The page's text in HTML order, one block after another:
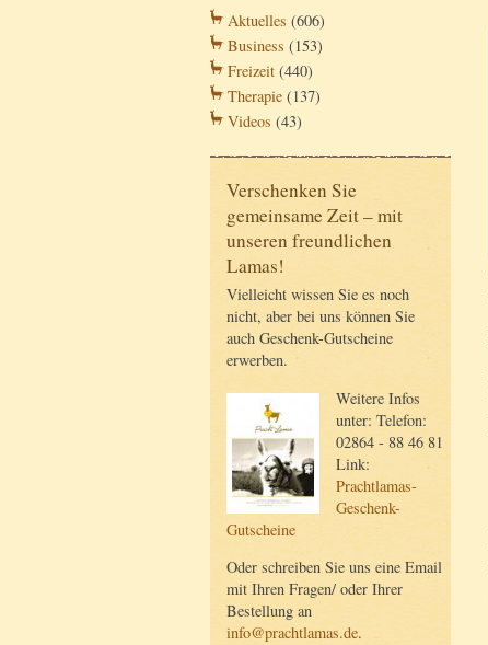
Aktuelles (606)
Business (153)
Freizeit (440)
Therapie (137)
Videos (43)
Verschenken Sie
gemeinsame Zeit – mit
unseren freundlichen
Lamas!
Vielleicht wissen Sie es noch
nicht, aber bei uns können Sie
auch Geschenk-Gutscheine
erwerben.
Weitere Infos
unter: Telefon:
02864 - 88 46 81
Link:
Prachtlamas-
Geschenk-
Gutscheine
Oder schreiben Sie uns eine Email
mit Ihren Fragen/ oder Ihrer
Bestellung an
info@prachtlamas.de.